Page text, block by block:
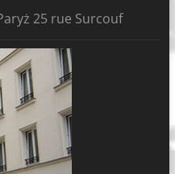
25 rue Surcouf